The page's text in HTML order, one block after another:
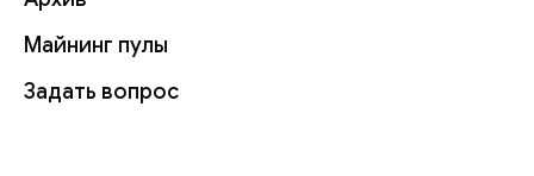
Майнинг пулы
Задать вопрос